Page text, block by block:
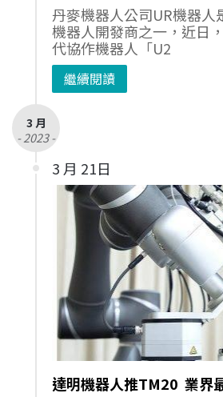
丹麥機器人公司UR機器
機器人開發商之一，近日
代協作機器人「U2
繼續閱讀
3 月
- 2023 -
3 月 21日
達明機器人推TM20 業界